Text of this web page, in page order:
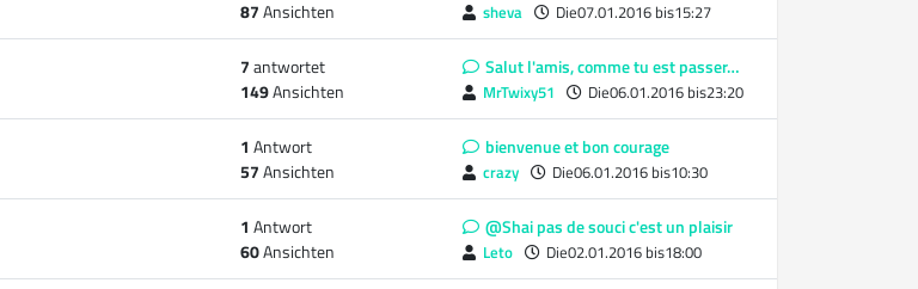
87Ansichten sheva Die07.01.2016 bis15:27
7antwortet
149Ansichten
Salut l'amis, comme tu est passer…
MrTwixy51 Die06.01.2016 bis23:20
1 Antwort
57Ansichten
bienvenue et bon courage
crazy Die06.01.2016 bis10:30
1 Antwort
60Ansichten
@Shai pas de souci c'est un plaisir
Leto Die02.01.2016 bis18:00